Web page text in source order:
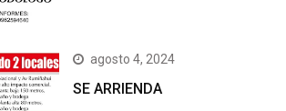
agosto 4, 2024
SE ARRIENDA